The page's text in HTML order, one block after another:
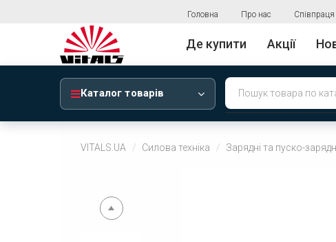
Головна Про нас Співпраця
Де купити Акції
Каталог товарів
VITALS.UA Силова техніка Зарядні та пуско-